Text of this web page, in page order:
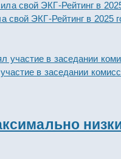
свой ЭКГ-Рейтинг в 2025
в заседании